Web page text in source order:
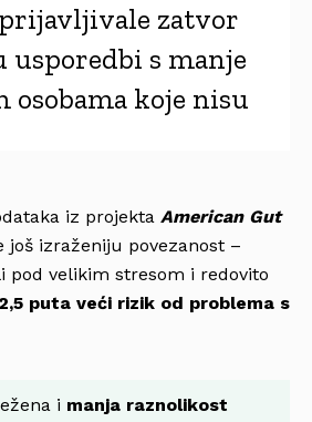
zatvor
s manje
koje nisu
iz projekta American Gut
još izraženiju povezanost –
pod velikim stresom i redovito
2,5 puta veći rizik od problema s
i manja raznolikost